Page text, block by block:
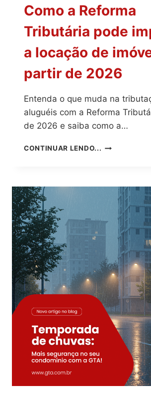
Como a Reforma
Tributária pode
a locação de
partir de 2026
Entenda o que muda na
aluguéis com a Reforma
de 2026 e saiba como a…
CONTINUAR LENDO... COMO
PODE
IMPACTAR
LOCAÇÃO
IMÓVEIS
PARTIR
DE
2026